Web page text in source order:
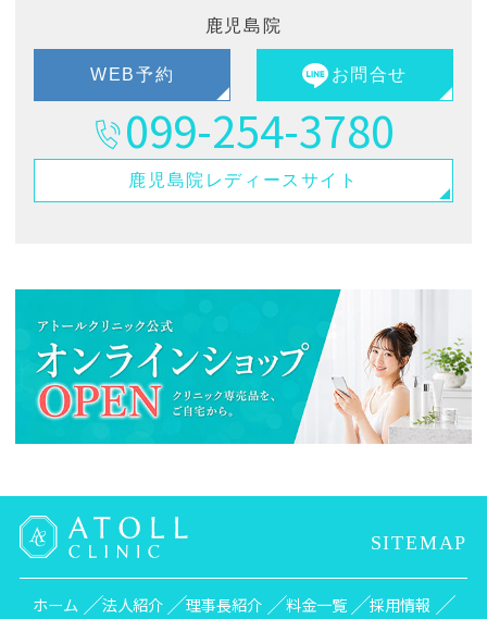
鹿児島院
WEB予約 お問合せ
099-254-3780
鹿児島院 レディースサイト
SITEMAP
ホーム 法人紹介 理事長紹介 料金一覧
採用情報